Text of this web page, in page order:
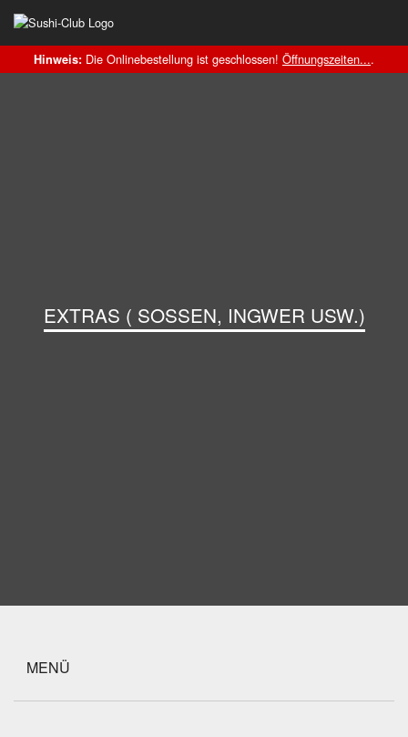
Hinweis: Die Onlinebestellung ist geschlossen! Öffnungszeiten....
EXTRAS ( SOSSEN, INGWER USW.)
MENÜ